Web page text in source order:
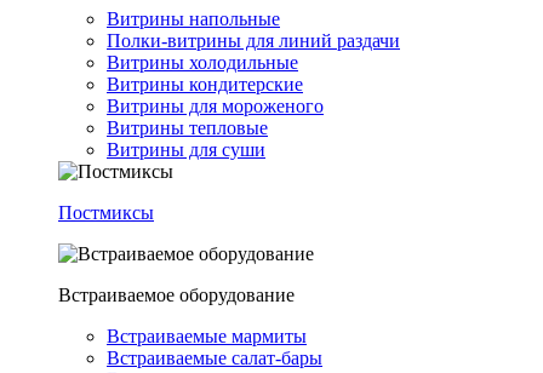
Витрины напольные
Полки-витрины для линий раздачи
Витрины холодильные
Витрины кондитерские
Витрины для мороженого
Витрины тепловые
Витрины для суши
Постмиксы
Встраиваемое оборудование
Встраиваемые мармиты
Встраиваемые салат-бары